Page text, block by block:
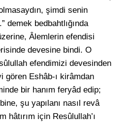
şimdi senin
demek bedbahtlığında
Âlemlerin efendisi
devesine bindi. O
efendimizi devesinden
gören Eshâb-ı kirâmdan
bir hanım feryâd edip;
şu yapılanı nasıl revâ
hâtırım için Resûlullah’ı